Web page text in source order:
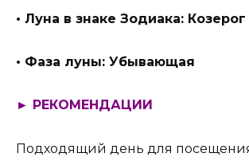
• Луна в знаке Зодиака: Козерог
• Фаза луны: Убывающая
► РЕКОМЕНДАЦИИ
Подходящий день для